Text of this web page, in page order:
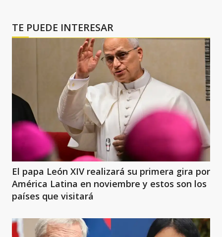
TE PUEDE INTERESAR
El papa León XIV realizará su primera gira por
América Latina en noviembre y estos son los
países que visitará